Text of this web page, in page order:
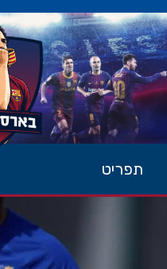
תפריט